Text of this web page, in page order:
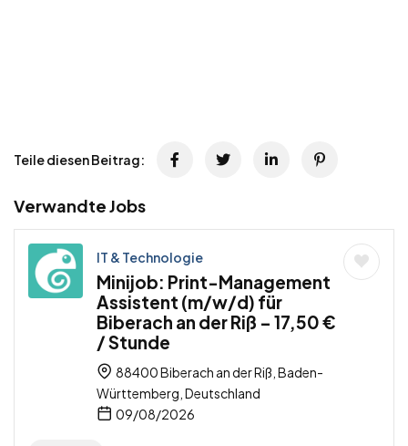
Teile diesen Beitrag:
Verwandte Jobs
IT & Technologie
Minijob: Print-Management
Assistent (m/w/d) für
Biberach an der Riß – 17,50 €
/ Stunde
88400 Biberach an der Riß, Baden-
Württemberg, Deutschland
09/08/2026